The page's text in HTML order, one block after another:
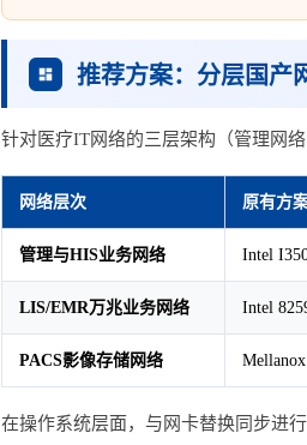
推荐方案：分层国产
针对医疗IT网络的三层架构（管理网
网络层次 原有方
管理与HIS业务网络 Intel
LIS/EMR万兆业务网络 Intel
PACS影像存储网络
在操作系统层面，与网卡替换同步进